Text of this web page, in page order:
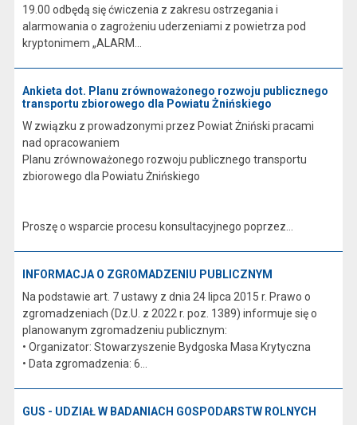
19.00 odbędą się ćwiczenia z zakresu ostrzegania i
alarmowania o zagrożeniu uderzeniami z powietrza pod
kryptonimem „ALARM...
Ankieta dot. Planu zrównoważonego rozwoju publicznego
transportu zbiorowego dla Powiatu Żnińskiego
W związku z prowadzonymi przez Powiat Żniński pracami
nad opracowaniem
Planu zrównoważonego rozwoju publicznego transportu
zbiorowego dla Powiatu Żnińskiego
Proszę o wsparcie procesu konsultacyjnego poprzez...
INFORMACJA O ZGROMADZENIU PUBLICZNYM
Na podstawie art. 7 ustawy z dnia 24 lipca 2015 r. Prawo o
zgromadzeniach (Dz.U. z 2022 r. poz. 1389) informuje się o
planowanym zgromadzeniu publicznym:
• Organizator: Stowarzyszenie Bydgoska Masa Krytyczna
• Data zgromadzenia: 6...
GUS - UDZIAŁ W BADANIACH GOSPODARSTW ROLNYCH